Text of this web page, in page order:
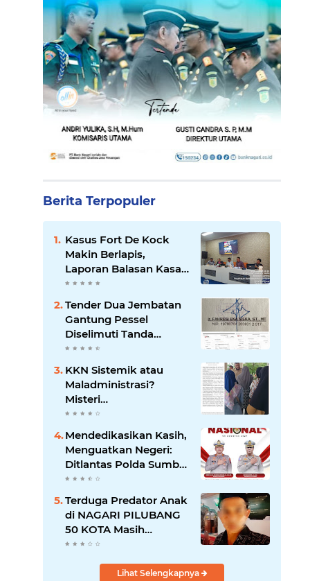
Berita Terpopuler
Kasus Fort De Kock
Makin Berlapis,
Laporan Balasan Kasat
Pol PP Disorot: Upaya
Penegakan Hukum
atau Pengalihan Isu?
Tender Dua Jembatan
Gantung Pessel
Diselimuti Tanda
Tanya, Gangguan
Sistem atau Permainan
di Balik Layar?
KKN Sistemik atau
Maladministrasi?
Misteri
"Dikorbankannya" SDN
26 ATT Menguji
Transparansi Pemkot
Padang
Mendedikasikan Kasih,
Menguatkan Negeri:
Ditlantas Polda Sumbar
Apresiasi Peran
Dharma Wanita
sebagai Pilar
Pengabdian
Terduga Predator Anak
di NAGARI PILUBANG
50 KOTA Masih
Berkeliaran
Lihat Selengkapnya